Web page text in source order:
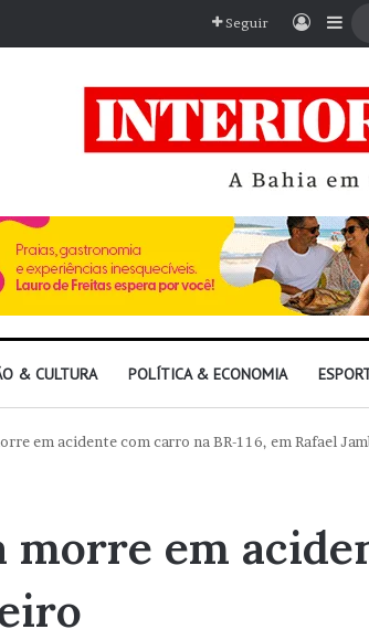
Seguir Entrar
& CULTURA POLÍTICA & ECONOMIA
em acidente com carro na BR-116, em Rafael
em